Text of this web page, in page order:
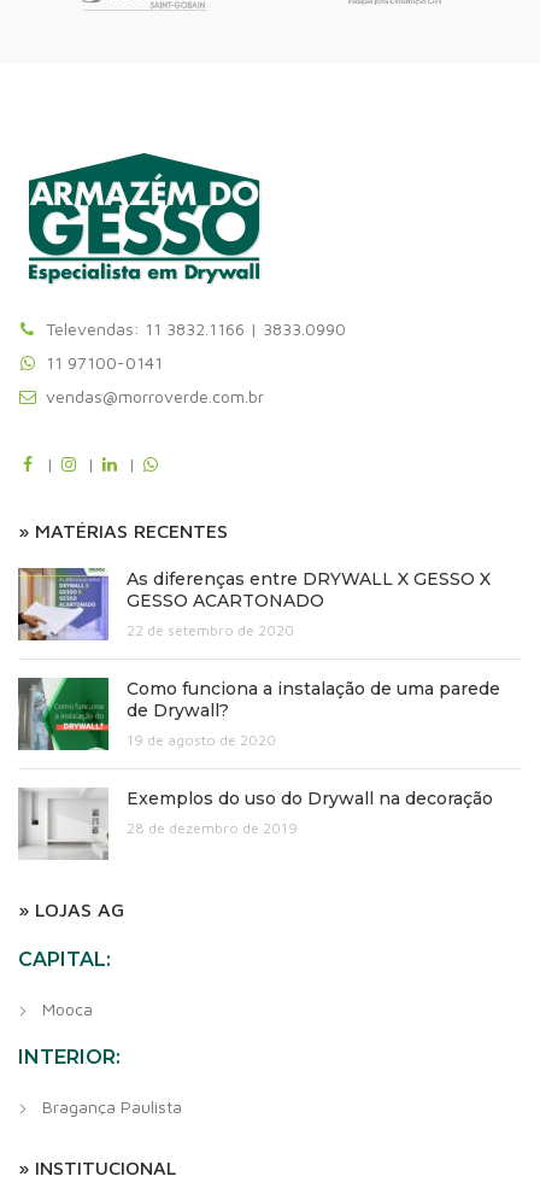
Televendas: 11 3832.1166 | 3833.0990
11 97100-0141
vendas@morroverde.com.br
| | |
» MATÉRIAS RECENTES
As diferenças entre DRYWALL X GESSO X
GESSO ACARTONADO
22 de setembro de 2020
Como funciona a instalação de uma parede
de Drywall?
19 de agosto de 2020
Exemplos do uso do Drywall na decoração
28 de dezembro de 2019
» LOJAS AG
CAPITAL:
Mooca
INTERIOR:
Bragança Paulista
» INSTITUCIONAL